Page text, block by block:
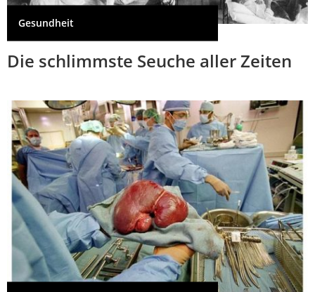
Gesundheit
Die schlimmste Seuche aller Zeiten